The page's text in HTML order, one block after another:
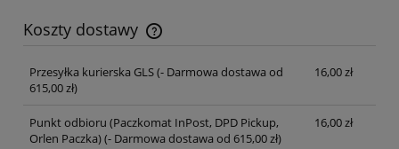
Koszty dostawy
Cena nie zawiera ewentualnych kosztów płatności
Przesyłka kurierska GLS(- Darmowa dostawa od
615,00 zł)
16,00 zł
Punkt odbioru (Paczkomat InPost, DPD Pickup,
Orlen Paczka)(- Darmowa dostawa od 615,00 zł)
16,00 zł